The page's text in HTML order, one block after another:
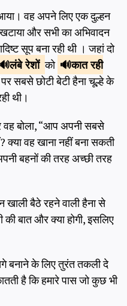
वह अपने लिए एक दुल्हन
और सभी का अभिवादन
सूप बना रही थी । जहां दो
लंबे रेशों को
कात रही
पर सबसे छोटी बेटी हैना चूल्हे के
थी।
बोला, “आप अपनी सबसे
क्या वह खाना नहीं बना सकती
बहनों की तरह अच्छी तरह
खाली बैठे रहने वाली हैना से
बात और क्या होगी, इसलिए
बनाने के लिए तुरंत तकली दे
है कि हमारे पास जो कुछ भी